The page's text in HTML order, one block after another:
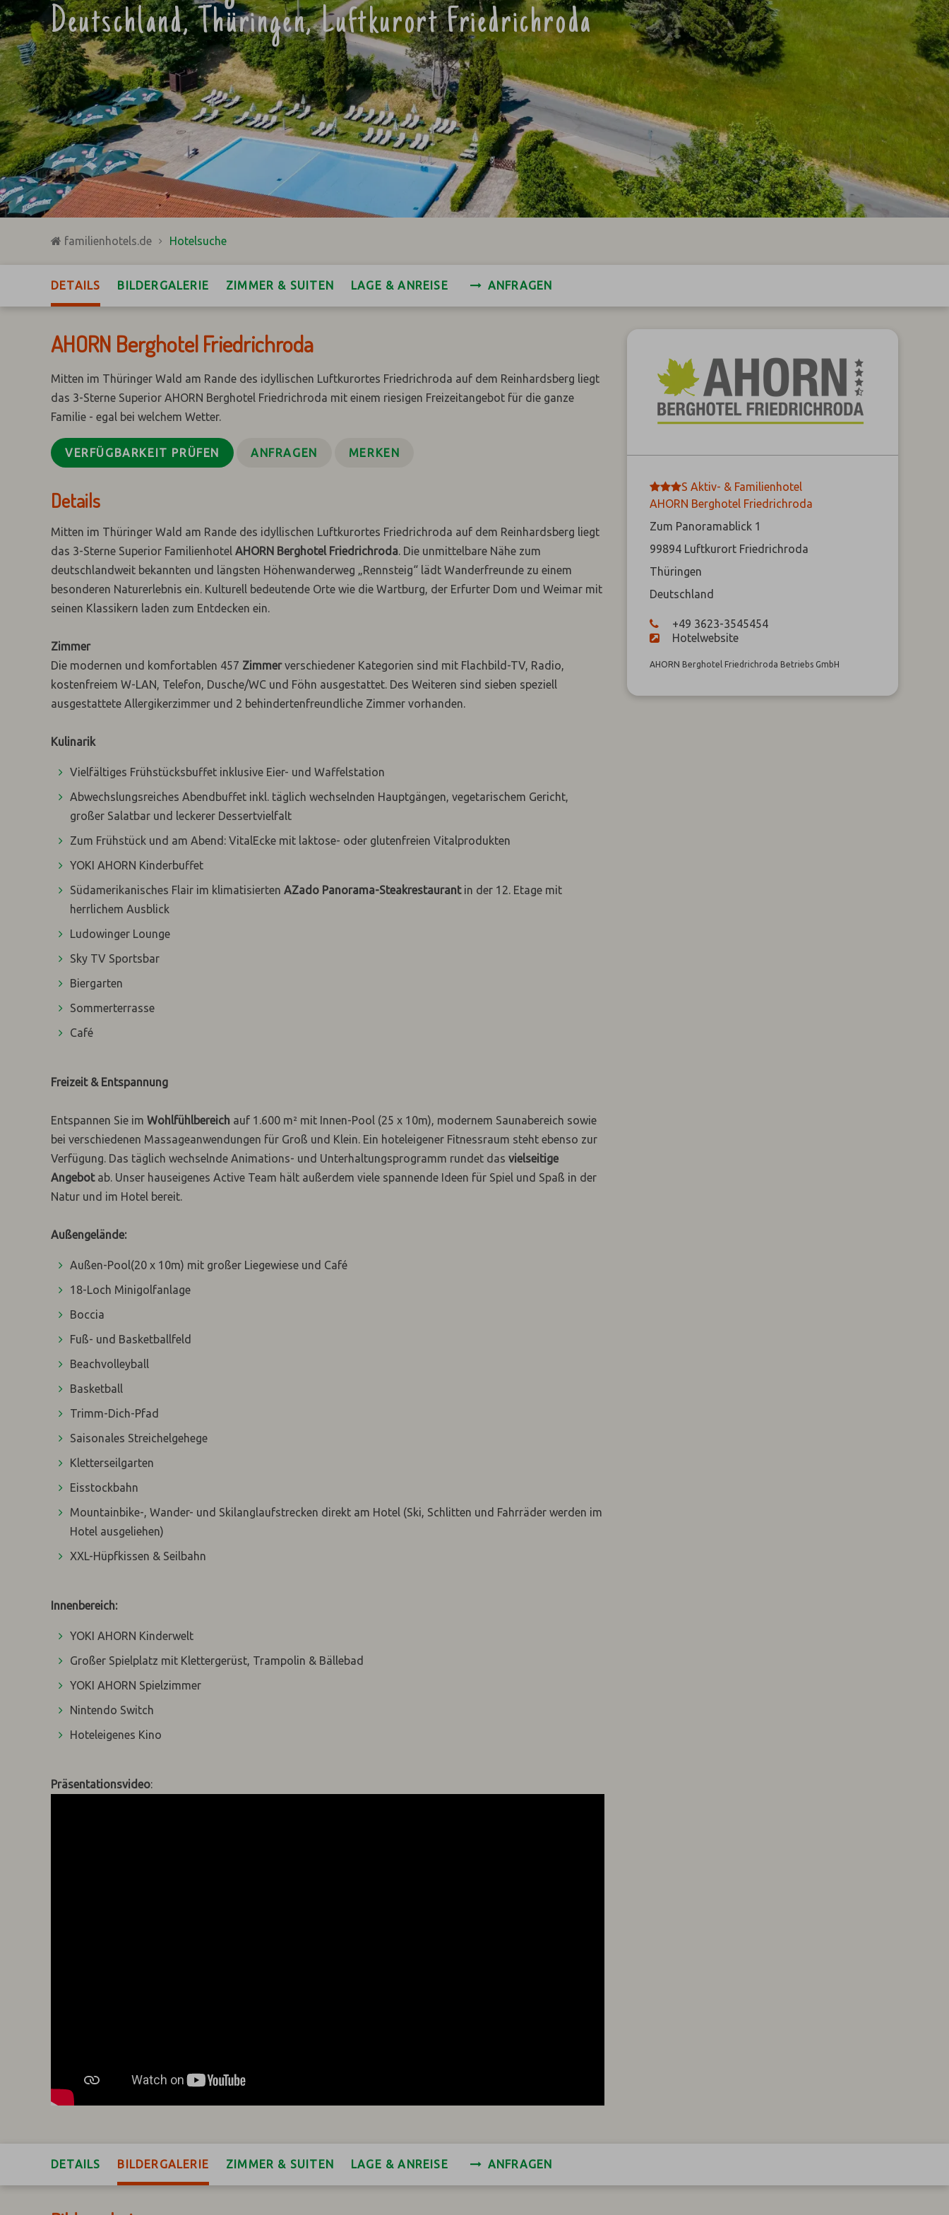
Deutschland, Thüringen, Luftkurort Friedrichroda
familienhotels.de Hotelsuche
DETAILS BILDERGALERIE ZIMMER & SUITEN LAGE & ANREISE ANFRAGEN
AHORN Berghotel Friedrichroda
Mitten im Thüringer Wald am Rande des idyllischen Luftkurortes Friedrichroda auf dem Reinhardsberg liegt
das 3-Sterne Superior AHORN Berghotel Friedrichroda mit einem riesigen Freizeitangebot für die ganze
Familie - egal bei welchem Wetter.
VERFÜGBARKEIT PRÜFEN ANFRAGEN MERKEN
Details
Mitten im Thüringer Wald am Rande des idyllischen Luftkurortes Friedrichroda auf dem Reinhardsberg liegt
das 3-Sterne Superior Familienhotel AHORN Berghotel Friedrichroda. Die unmittelbare Nähe zum
deutschlandweit bekannten und längsten Höhenwanderweg „Rennsteig“ lädt Wanderfreunde zu einem
besonderen Naturerlebnis ein. Kulturell bedeutende Orte wie die Wartburg, der Erfurter Dom und Weimar mit
seinen Klassikern laden zum Entdecken ein.
Zimmer
Die modernen und komfortablen 457 Zimmerverschiedener Kategorien sind mit Flachbild-TV, Radio,
kostenfreiem W-LAN, Telefon, Dusche/WC und Föhn ausgestattet. Des Weiteren sind sieben speziell
ausgestattete Allergikerzimmer und 2 behindertenfreundliche Zimmer vorhanden.
Kulinarik
Vielfältiges Frühstücksbuffet inklusive Eier- und Waffelstation
Abwechslungsreiches Abendbuffet inkl. täglich wechselnden Hauptgängen, vegetarischem Gericht,
großer Salatbar und leckerer Dessertvielfalt
Zum Frühstück und am Abend: VitalEcke mit laktose- oder glutenfreien Vitalprodukten
YOKI AHORN Kinderbuffet
Südamerikanisches Flair im klimatisiertenAZado Panorama-Steakrestaurantin der 12. Etage mit
herrlichem Ausblick
Ludowinger Lounge
Sky TV Sportsbar
Biergarten
Sommerterrasse
Café
Freizeit & Entspannung
Entspannen Sie im Wohlfühlbereich auf 1.600 m² mit Innen-Pool (25 x 10m), modernem Saunabereich sowie
bei verschiedenen Massageanwendungen für Groß und Klein. Ein hoteleigener Fitnessraum steht ebenso zur
Verfügung. Das täglich wechselnde Animations- und Unterhaltungsprogramm rundet das vielseitige
Angebotab. Unser hauseigenes Active Team hält außerdem viele spannende Ideen für Spiel und Spaß in der
Natur und im Hotel bereit.
Außengelände:
Außen-Pool(20 x 10m) mit großer Liegewiese und Café
18-Loch Minigolfanlage
Boccia
Fuß- und Basketballfeld
Beachvolleyball
Basketball
Trimm-Dich-Pfad
Saisonales Streichelgehege
Kletterseilgarten
Eisstockbahn
Mountainbike-, Wander- und Skilanglaufstrecken direkt am Hotel (Ski, Schlitten und Fahrräder werden im
Hotel ausgeliehen)
XXL-Hüpfkissen & Seilbahn
Innenbereich:
YOKI AHORN Kinderwelt
Großer Spielplatz mit Klettergerüst, Trampolin & Bällebad
YOKI AHORN Spielzimmer
Nintendo Switch
Hoteleigenes Kino
Präsentationsvideo:
***
S Aktiv- & Familienhotel
AHORN Berghotel Friedrichroda
Zum Panoramablick 1
99894 Luftkurort Friedrichroda
Thüringen
Deutschland
+49 3623-3545454
Hotelwebsite
AHORN Berghotel Friedrichroda Betriebs GmbH
DETAILS BILDERGALERIE ZIMMER & SUITEN LAGE & ANREISE ANFRAGEN